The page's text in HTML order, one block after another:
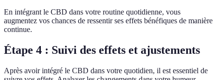
En intégrant le CBD dans votre routine quotidienne, vous
augmentez vos chances de ressentir ses effets bénéfiques de manière
continue.
Étape 4 : Suivi des effets et ajustements
Après avoir intégré le CBD dans votre quotidien, il est essentiel de